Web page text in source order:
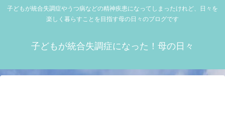
子どもが統合失調症やうつ病などの精神疾患になってしまったけれど、日々を
楽しく暮らすことを目指す母の日々のブログです
子どもが統合失調症になった！母の日々